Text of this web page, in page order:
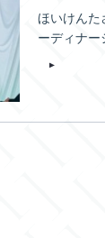
ほいけんた
ーディナー